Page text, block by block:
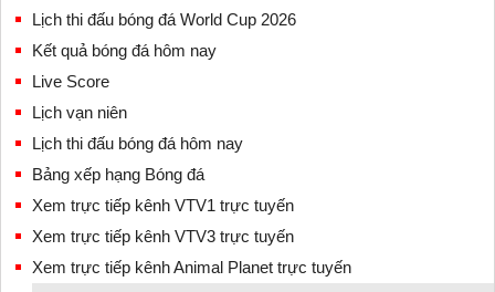
Lịch thi đấu bóng đá World Cup 2026
Kết quả bóng đá hôm nay
Live Score
Lịch vạn niên
Lịch thi đấu bóng đá hôm nay
Bảng xếp hạng Bóng đá
Xem trực tiếp kênh VTV1 trực tuyến
Xem trực tiếp kênh VTV3 trực tuyến
Xem trực tiếp kênh Animal Planet trực tuyến